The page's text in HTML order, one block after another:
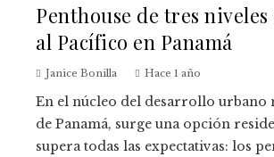
Penthouse de tres niveles
al Pacífico en Panamá
Janice Bonilla Hace 1 año
En el núcleo del desarrollo urbano
de Panamá, surge una opción
supera todas las expectativas: los